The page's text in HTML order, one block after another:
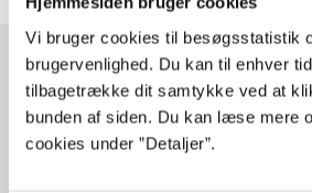
Vi bruger cookies til besøgsstatistik
brugervenlighed. Du kan til enhver
tilbagetrække dit samtykke ved at
bunden af siden. Du kan læse mere
cookies under ”Detaljer”.
Artikler med samme
Fra